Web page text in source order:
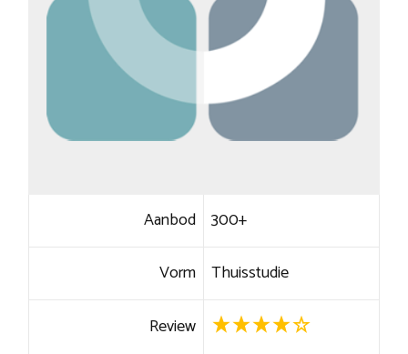
Aanbod 300+
Vorm Thuisstudie
Review